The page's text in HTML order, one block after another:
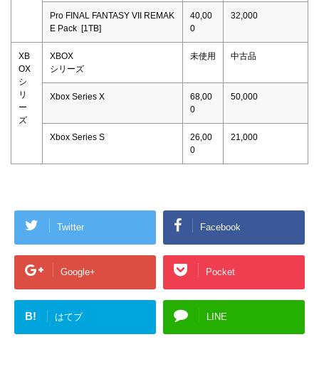
Pro FINAL FANTASY VII REMAK
E Pack [1TB]
40,00
0
32,000
XB
OX
シ
リ
ー
ズ
XBOX
シリーズ
未使用 中古品
Xbox Series X
68,00
0
50,000
Xbox Series S
26,00
0
21,000
Twitter Facebook
Google+ Pocket
B! はてブ LINE